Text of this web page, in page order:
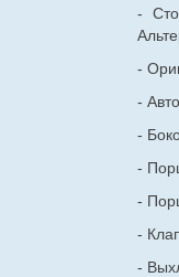
-
-
-
-
-
-
-
-